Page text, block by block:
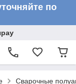
по
Сварочные